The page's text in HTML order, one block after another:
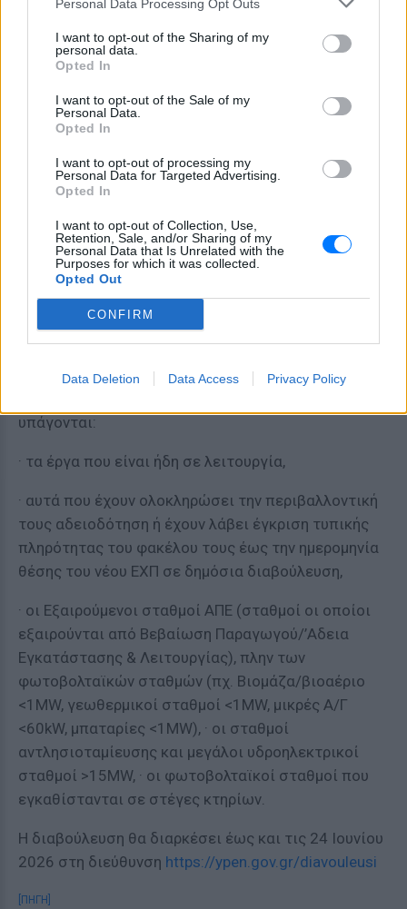
Personal Data Processing Opt Outs
I want to opt-out of the Sharing of my
personal data.
Opted In
I want to opt-out of the Sale of my
Personal Data.
Opted In
I want to opt-out of processing my
Personal Data for Targeted Advertising.
Opted In
I want to opt-out of Collection, Use,
Retention, Sale, and/or Sharing of my
Personal Data that Is Unrelated with the
Purposes for which it was collected.
Opted Out
CONFIRM
Data Deletion Data Access Privacy Policy
Στο νησιωτικό χώρο το μέγιστο επιτρεπόμενο
ποσοστό κάλυψης εδάφους (φέρουσα ικανότητα)
από αιολικούς σταθμούς δεν μπορεί να υπερβαίνει
υπάγονται:
· τα έργα που είναι ήδη σε λειτουργία,
· αυτά που έχουν ολοκληρώσει την περιβαλλοντική
τους αδειοδότηση ή έχουν λάβει έγκριση τυπικής
πληρότητας του φακέλου τους έως την ημερομηνία
θέσης του νέου ΕΧΠ σε δημόσια διαβούλευση,
· οι Εξαιρούμενοι σταθμοί ΑΠΕ (σταθμοί οι οποίοι
εξαιρούνται από Βεβαίωση Παραγωγού/’Αδεια
Εγκατάστασης & Λειτουργίας), πλην των
φωτοβολταϊκών σταθμών (πχ. Βιομάζα/βιοαέριο
<1MW, γεωθερμικοί σταθμοί <1MW, μικρές Α/Γ
<60kW, μπαταρίες <1MW), · οι σταθμοί
αντλησιοταμίευσης και μεγάλοι υδροηλεκτρικοί
σταθμοί >15MW, · οι φωτοβολταϊκοί σταθμοί που
εγκαθίστανται σε στέγες κτηρίων.
Η διαβούλευση θα διαρκέσει έως και τις 24 Ιουνίου
2026 στη διεύθυνση https://ypen.gov.gr/diavouleusi
[ΠΗΓΗ]